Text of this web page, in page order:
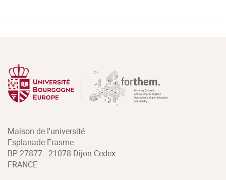
Maison de l'université
Esplanade Erasme
BP 27877 - 21078 Dijon Cedex
FRANCE